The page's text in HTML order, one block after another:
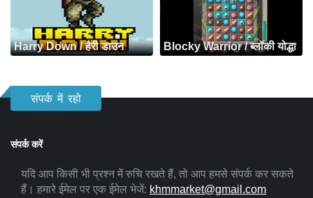
Harry Down / हैरी डाउन Blocky Warrior / ब्लॉकी योद्धा
संपर्क में रहो
संपर्क करें
यदि आप किसी भी प्रश्न में रुचि रखते हैं, तो आप हमसे संपर्क कर सकते
हैं। हमारे ईमेल पर एक ईमेल भेजें: khmmarket@gmail.com